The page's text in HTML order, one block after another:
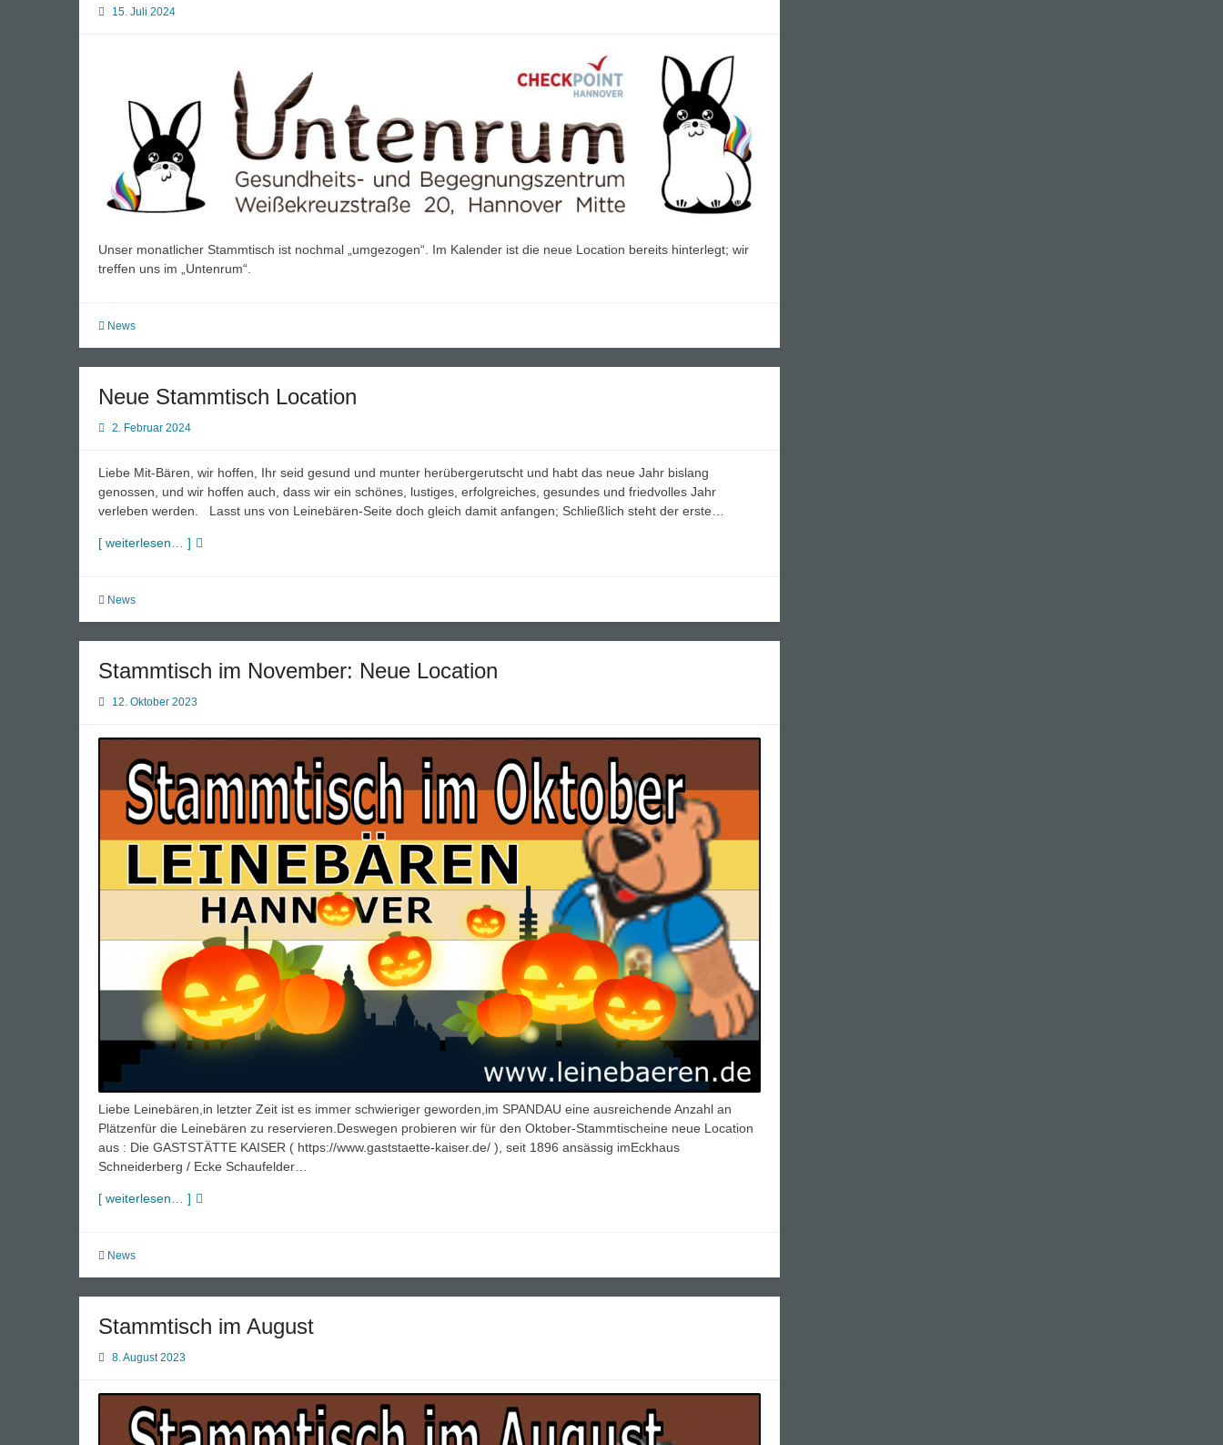
15. Juli 2024
Unser monatlicher Stammtisch ist nochmal „umgezogen“. Im Kalender ist die neue Location bereits hinterlegt; wir
treffen uns im „Untenrum“.
News
Neue Stammtisch Location
2. Februar 2024
Liebe Mit-Bären, wir hoffen, Ihr seid gesund und munter herübergerutscht und habt das neue Jahr bislang
genossen, und wir hoffen auch, dass wir ein schönes, lustiges, erfolgreiches, gesundes und friedvolles Jahr
verleben werden. Lasst uns von Leinebären-Seite doch gleich damit anfangen; Schließlich steht der erste…
[ weiterlesen… ] Neue
News
Stammtisch im November: Neue Location
12. Oktober 2023
Liebe Leinebären,in letzter Zeit ist es immer schwieriger geworden,im SPANDAU eine ausreichende Anzahl an
Plätzenfür die Leinebären zu reservieren.Deswegen probieren wir für den Oktober-Stammtischeine neue Location
aus : Die GASTSTÄTTE KAISER ( https://www.gaststaette-kaiser.de/ ), seit 1896 ansässig imEckhaus
Schneiderberg / Ecke Schaufelder…
[ weiterlesen… ] Stammtisch
News
Stammtisch im August
8. August 2023